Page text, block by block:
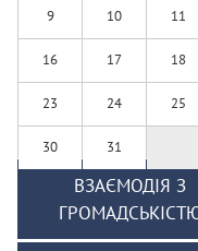
9 10 11
16 17 18
23 24 25
30 31
ВЗАЄМОДІЯ З